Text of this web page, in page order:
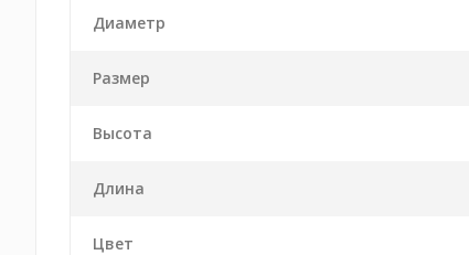
Диаметр
Размер
Высота
Длина
Цвет